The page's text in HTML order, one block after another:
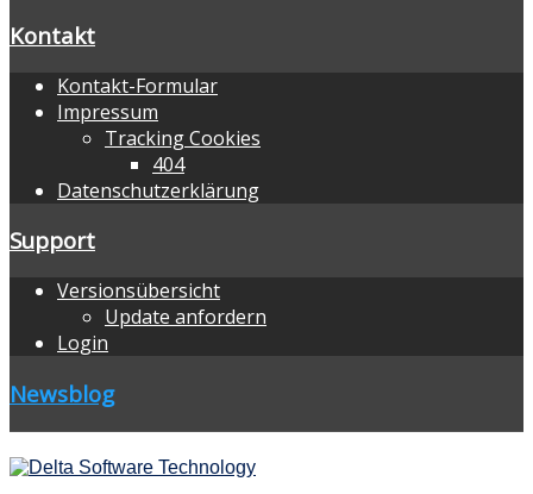
Kontakt
Kontakt-Formular
Impressum
Tracking Cookies
404
Datenschutzerklärung
Support
Versionsübersicht
Update anfordern
Login
Newsblog